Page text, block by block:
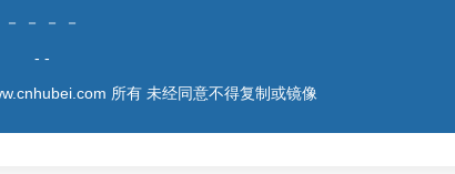
－ － － －
- -
所有 未经同意不得复制或镜像